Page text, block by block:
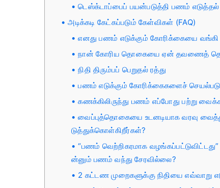
டெஸ்க்டாப்பைப் பயன்படுத்தி பணம் எடுத்தல்
அடிக்கடி கேட்கப்படும் கேள்விகள் (FAQ)
எனது பணம் எடுக்கும் கோரிக்கையை
நான் கோரிய தொகையை ஏன் தவணைத்
நிதி திரும்பப் பெறுதல் ரத்து
பணம் எடுக்கும் கோரிக்கைகளைச்
கணக்கிலிருந்து பணம் எப்போது பற்று
வைப்புத்தொகையை உடனடியாக வரவு
டுத்துக்கொள்கிறீர்கள்?
“பணம் வெற்றிகரமாக
ன்னும் பணம் வந்து சேரவில்லை?
2 கட்டண முறைகளுக்கு நிதியை எவ்வாறு